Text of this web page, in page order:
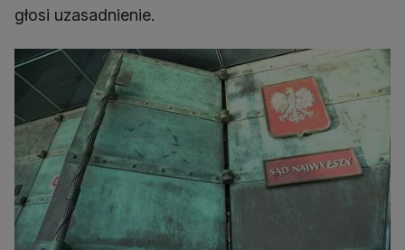
głosi uzasadnienie.